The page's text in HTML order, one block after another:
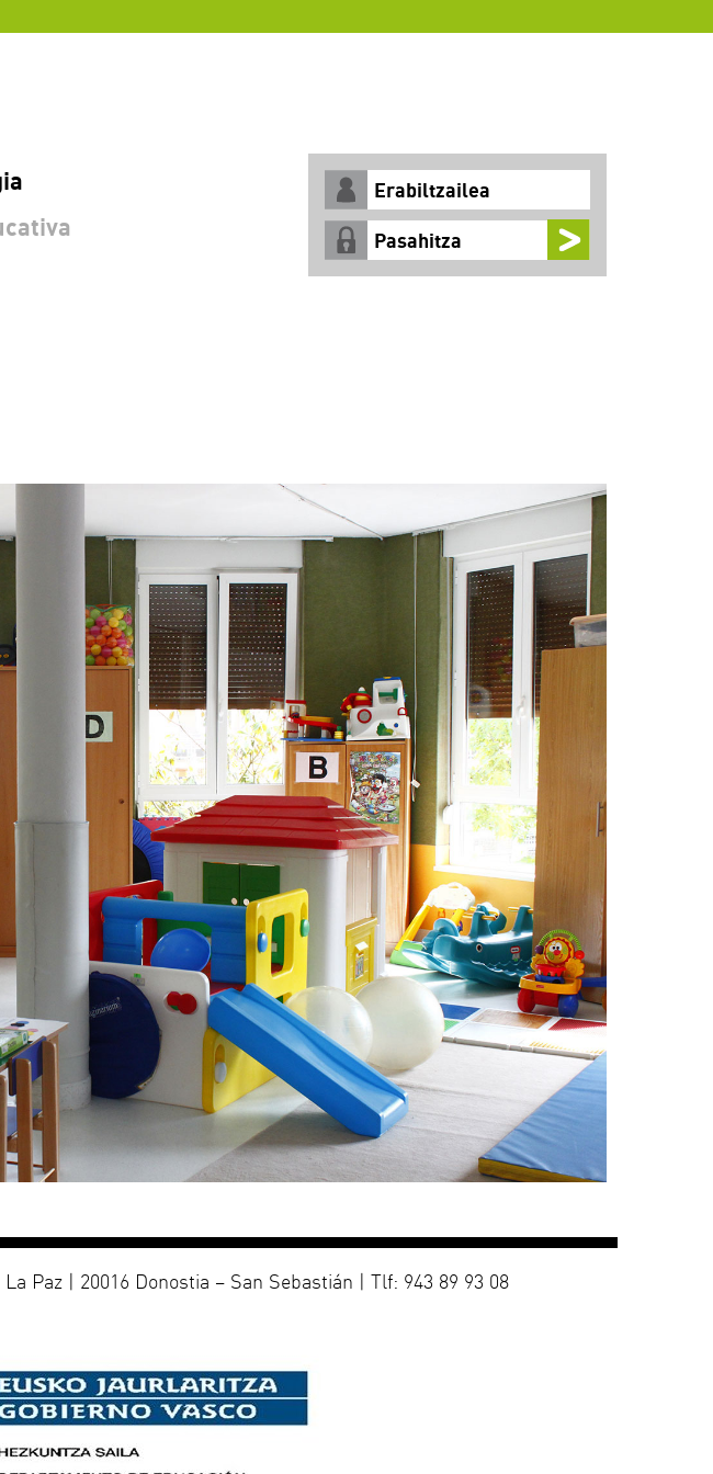
Paz | 20016 Donostia – San Sebastián | Tlf: 943 89 93 08